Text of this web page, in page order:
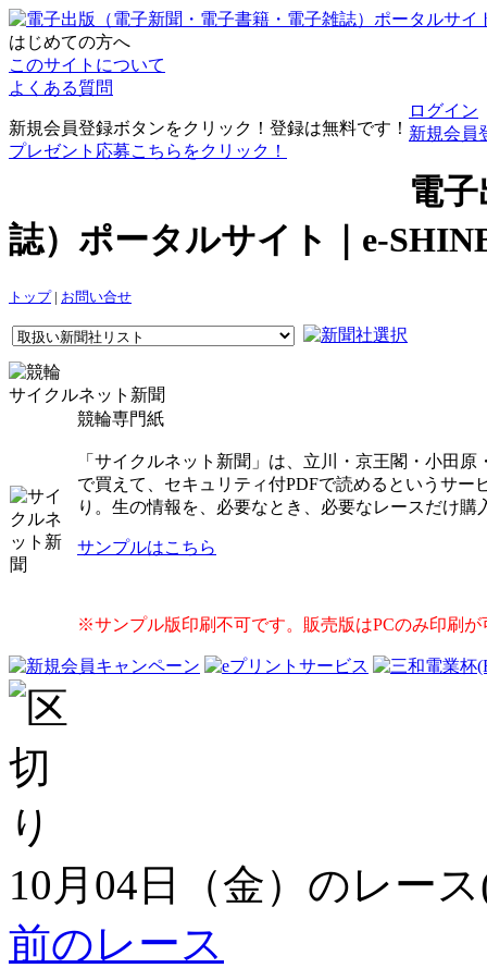
はじめての方へ
このサイトについて
よくある質問
新規会員登録ボタンをクリック！登録は無料です！
プレゼント応募こちらをクリック！
ログイン
新規会員
電
誌）ポータルサイト｜e-
トップ| お問い合せ
サイクルネット新聞
競輪専門紙
「サイクルネット新聞」は、立川・京王閣・小田
で買えて、セキュリティ付PDFで読めるというサ
り。生の情報を、必要なとき、必要なレースだけ購
サンプルはこちら
※サンプル版印刷不可です。販売版はPCのみ印刷が
10月04日（金）のレー
前のレース